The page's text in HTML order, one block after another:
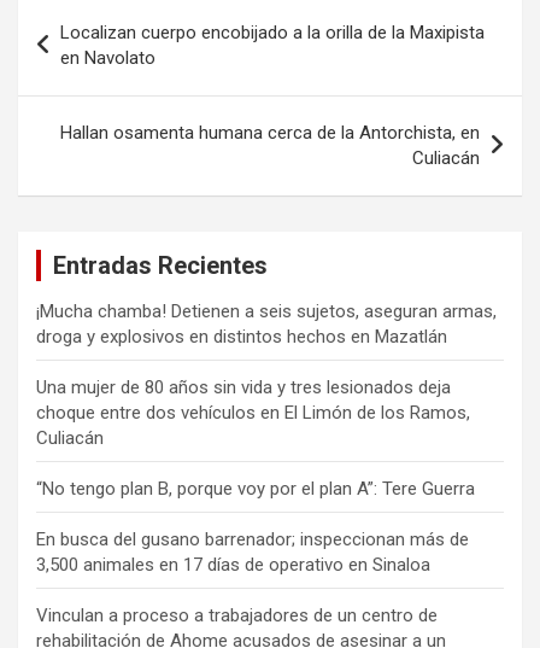
de
entradas
Localizan cuerpo encobijado a la orilla de la Maxipista
en Navolato
Hallan osamenta humana cerca de la Antorchista, en
Culiacán
Entradas Recientes
¡Mucha chamba! Detienen a seis sujetos, aseguran armas,
droga y explosivos en distintos hechos en Mazatlán
Una mujer de 80 años sin vida y tres lesionados deja
choque entre dos vehículos en El Limón de los Ramos,
Culiacán
“No tengo plan B, porque voy por el plan A”: Tere Guerra
En busca del gusano barrenador; inspeccionan más de
3,500 animales en 17 días de operativo en Sinaloa
Vinculan a proceso a trabajadores de un centro de
rehabilitación de Ahome acusados de asesinar a un